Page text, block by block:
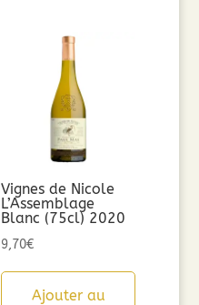
Vignes de Nicole
L’Assemblage
Blanc (75cl) 2020
9,70€
Ajouter au